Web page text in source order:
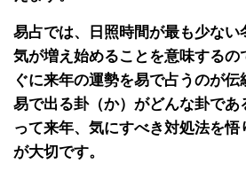
易占では、日照時間が最も少ない
気が増え始めることを意味するの
ぐに来年の運勢を易で占うのが伝
易で出る卦（か）がどんな卦であ
って来年、気にすべき対処法を悟
が大切です。